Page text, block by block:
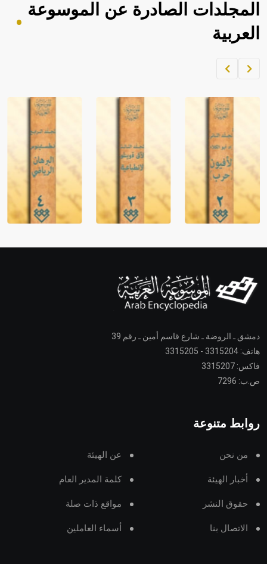
المجلدات الصادرة عن الموسوعة
العربية
دمشق ـ الروضة ـ شارع قاسم أمين ـ رقم 39
هاتف: 3315204 - 3315205
فاكس: 3315207
ص.ب: 7296
روابط متنوعة
من نحن عن الهيئة
أخبار الهيئة كلمة المدير العام
حقوق النشر مواقع ذات صلة
الاتصال بنا أسماء العاملين